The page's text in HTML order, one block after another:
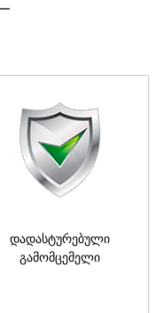
დადასტურებული
გამომცემელი